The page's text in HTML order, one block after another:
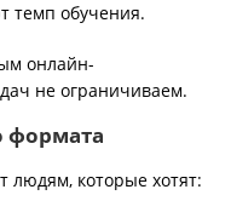
темп обучения.
онлайн-
не ограничиваем.
формата
людям, которые хотят: